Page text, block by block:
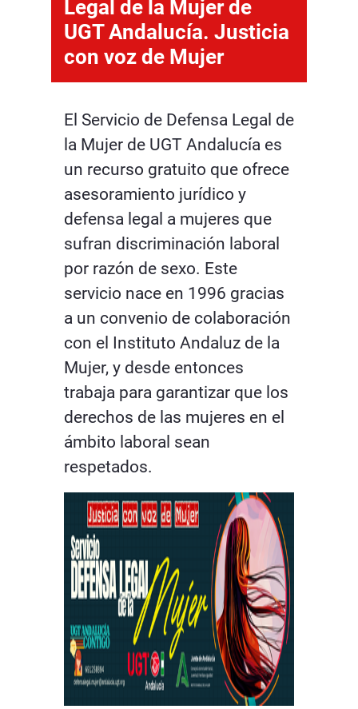
Legal de la Mujer de
UGT Andalucía. Justicia
con voz de Mujer
El Servicio de Defensa Legal de
la Mujer de UGT Andalucía es
un recurso gratuito que ofrece
asesoramiento jurídico y
defensa legal a mujeres que
sufran discriminación laboral
por razón de sexo. Este
servicio nace en 1996 gracias
a un convenio de colaboración
con el Instituto Andaluz de la
Mujer, y desde entonces
trabaja para garantizar que los
derechos de las mujeres en el
ámbito laboral sean
respetados.